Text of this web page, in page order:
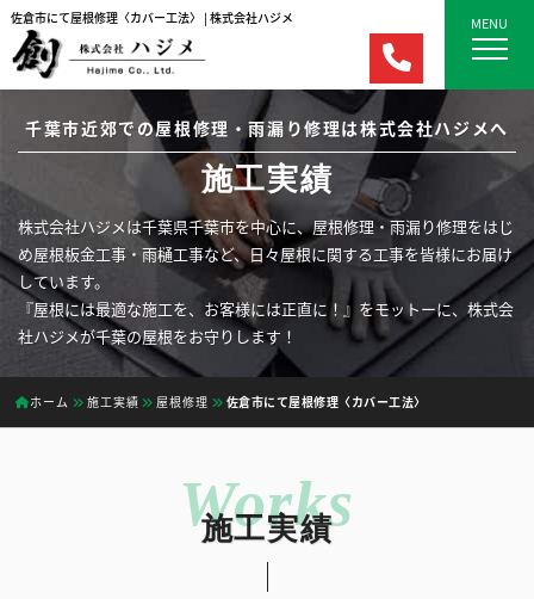
佐倉市にて屋根修理〈カバー工法〉 | 株式会社ハジメ MENU
千葉市近郊での屋根修理・雨漏り修理は株式会社ハジメへ
施工実績
株式会社ハジメは千葉県千葉市を中心に、屋根修理・雨漏り修理をはじ
め屋根板金工事・雨樋工事など、日々屋根に関する工事を皆様にお届け
しています。
『屋根には最適な施工を、お客様には正直に！』をモットーに、株式会
社ハジメが千葉の屋根をお守りします！
ホーム 施工実績 屋根修理 佐倉市にて屋根修理〈カバー工法〉
施工実績